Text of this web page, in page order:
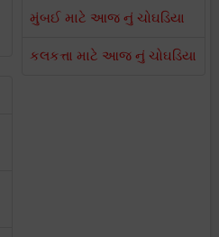
મુંબઈ માટે આજ નું ચોઘડિયા
કલકત્તા માટે આજ નું ચોઘડિયા